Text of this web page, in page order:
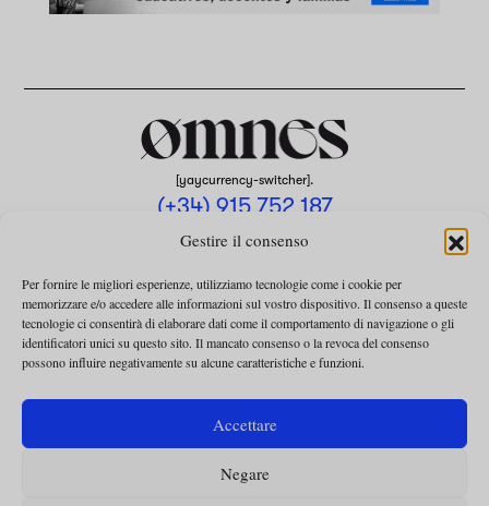
Gestire il consenso
Per fornire le migliori esperienze, utilizziamo tecnologie come i cookie per
memorizzare e/o accedere alle informazioni sul vostro dispositivo. Il consenso a queste
tecnologie ci consentirà di elaborare dati come il comportamento di navigazione o gli
identificatori unici su questo sito. Il mancato consenso o la revoca del consenso
possono influire negativamente su alcune caratteristiche e funzioni.
Accettare
Negare
[yaycurrency-switcher].
(+34) 915 752 187
omnes@omnesmag.com
INFORMATIVA SULLA PRIVACY
UTILIZZO DEI COOKIE
TERMINI E CONDIZIONI DELLA COLLABORAZIONE